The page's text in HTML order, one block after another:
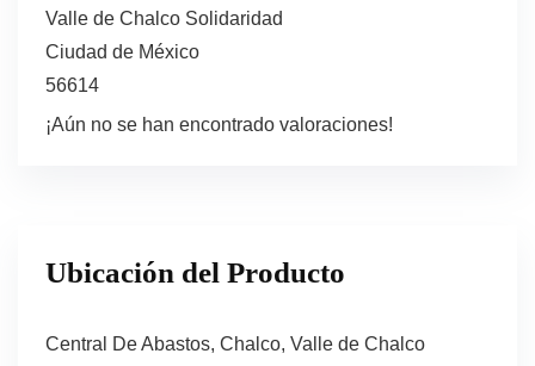
Valle de Chalco Solidaridad
Ciudad de México
56614
¡Aún no se han encontrado valoraciones!
Ubicación del Producto
Central De Abastos, Chalco, Valle de Chalco